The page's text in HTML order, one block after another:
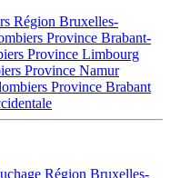
Région Bruxelles-
Province Brabant-
Province Limbourg
Province Namur
Province Brabant
Région Bruxelles-